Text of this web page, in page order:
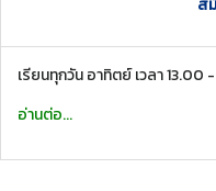
ส
เรียนทุกวัน อาทิตย์ เวลา 13.00
อ่านต่อ...